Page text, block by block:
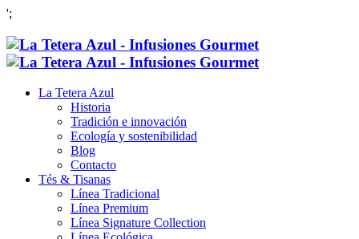
';
La Tetera Azul
Historia
Tradición e innovación
Ecología y sostenibilidad
Blog
Contacto
Tés & Tisanas
Línea Tradicional
Línea Premium
Línea Signature Collection